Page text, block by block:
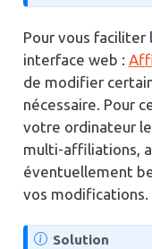
o
e
Pour vous faciliter
interface web :
de modifier
nécessaire. Pour
votre ordinateur
multi-affiliations,
éventuellement
vos modifications.
N
Solution